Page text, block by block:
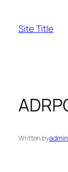
content
Site Title
Written byadmin